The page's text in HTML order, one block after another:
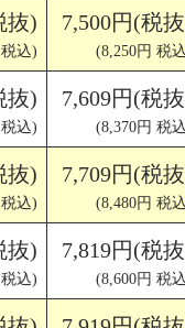
抜)
込)
7,500円(税
(8,250円 税
抜)
込)
7,609円(税
(8,370円 税
抜)
込)
7,709円(税
(8,480円 税
抜)
込)
7,819円(税
(8,600円 税